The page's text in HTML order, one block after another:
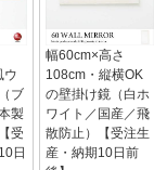
ウ
ブ
製
受
日
幅60cm×高さ
108cm・縦横OK
の壁掛け鏡（白ホ
ワイト／国産／飛
散防止）【受注生
産・納期10日前